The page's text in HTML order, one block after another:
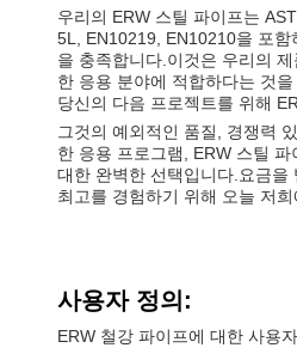
우리의 ERW 스틸 파이프는
5L, EN10219, EN10210을 포함
을 충족합니다.이것은 우리의
한 응용 분야에 적합하다는 것
당신의 다음 프로젝트를 위해
그것의 예외적인 품질, 경쟁력
한 응용 프로그램, ERW 스틸
대한 완벽한 선택입니다.요금을
최고를 경험하기 위해 오늘 저
사용자 정의:
ERW 철강 파이프에 대한 사용